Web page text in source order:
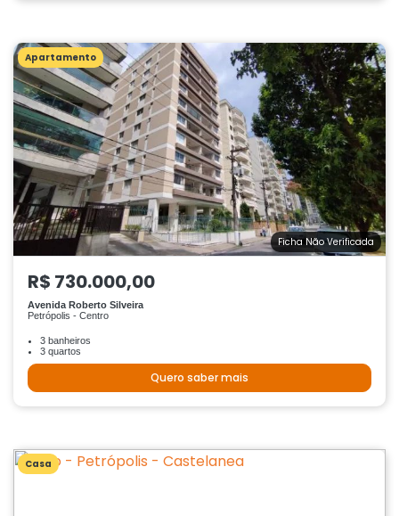
Apartamento
Ficha Não Verificada
R$ 730.000,00
Avenida Roberto Silveira
Petrópolis - Centro
3 banheiros
3 quartos
Quero saber mais
Casa